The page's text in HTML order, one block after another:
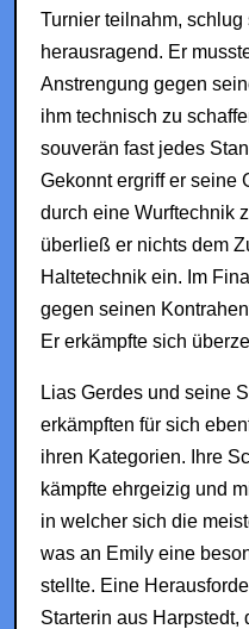
Turnier teilnahm,
herausragend. Er
Anstrengung gegen
ihm technisch zu
souverän fast jedes
Gekonnt ergriff er seine
durch eine Wurftechnik
überließ er nichts dem
Haltetechnik ein. Im
gegen seinen
Er erkämpfte sich
Lias Gerdes und seine
erkämpften für sich
ihren Kategorien. Ihre
kämpfte ehrgeizig und
in welcher sich die
was an Emily eine
stellte. Eine
Starterin aus Harpstedt,